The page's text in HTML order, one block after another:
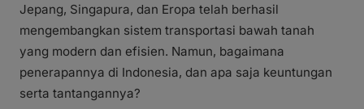
Jepang, Singapura, dan Eropa telah berhasil
mengembangkan sistem transportasi bawah tanah
yang modern dan efisien. Namun, bagaimana
penerapannya di Indonesia, dan apa saja keuntungan
serta tantangannya?